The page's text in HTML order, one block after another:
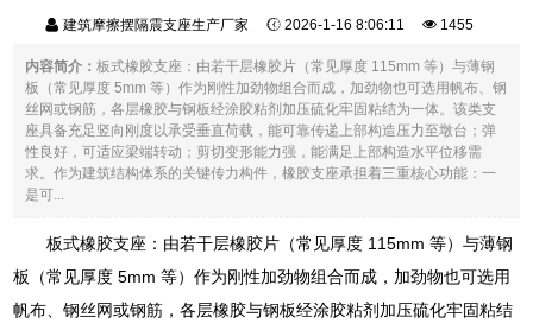
建筑摩擦摆隔震支座生产厂家 2026-1-16 8:06:11 1455
内容简介：板式橡胶支座：由若干层橡胶片（常见厚度 115mm 等）与薄钢
板（常见厚度 5mm 等）作为刚性加劲物组合而成，加劲物也可选用帆布、钢
丝网或钢筋，各层橡胶与钢板经涂胶粘剂加压硫化牢固粘结为一体。该类支
座具备充足竖向刚度以承受垂直荷载，能可靠传递上部构造压力至墩台；弹
性良好，可适应梁端转动；剪切变形能力强，能满足上部构造水平位移需
求。作为建筑结构体系的关键传力构件，橡胶支座承担着三重核心功能：一
是可...
板式橡胶支座：由若干层橡胶片（常见厚度 115mm 等）与薄钢
板（常见厚度 5mm 等）作为刚性加劲物组合而成，加劲物也可选用
帆布、钢丝网或钢筋，各层橡胶与钢板经涂胶粘剂加压硫化牢固粘结